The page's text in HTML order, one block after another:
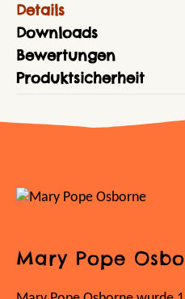
Details
Downloads
Bewertungen
Produktsicherheit
Mary Pope